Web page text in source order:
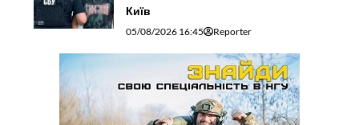
Київ
05/08/2026 16:45 Reporter